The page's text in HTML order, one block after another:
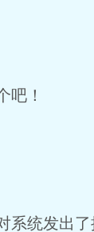
吧！
统发出了